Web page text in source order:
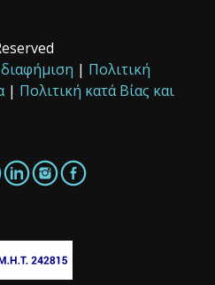
| Πολιτική
| Πολιτική κατά Βίας και